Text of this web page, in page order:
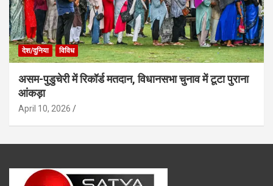
देश/दुनिया विविध
असम-पुडुचेरी में रिकॉर्ड मतदान, विधानसभा चुनाव में टूटा पुराना
आंकड़ा
April 10, 2026